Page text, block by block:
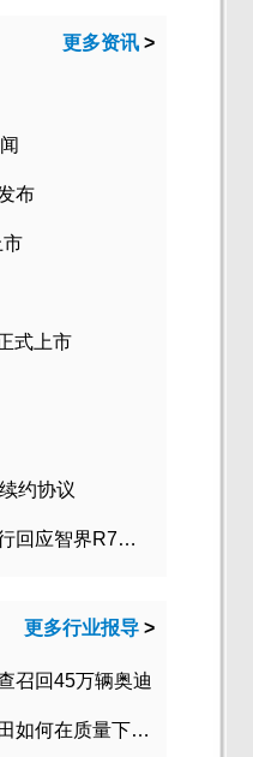
更多资讯 >
布
市
式上市
约协议
非车辆自身原因导致！鸿蒙智行回应智界R7起火事故
更多行业报导 >
召回45万辆奥迪
加速新能源产品布局，东风本田如何在质量下转型？